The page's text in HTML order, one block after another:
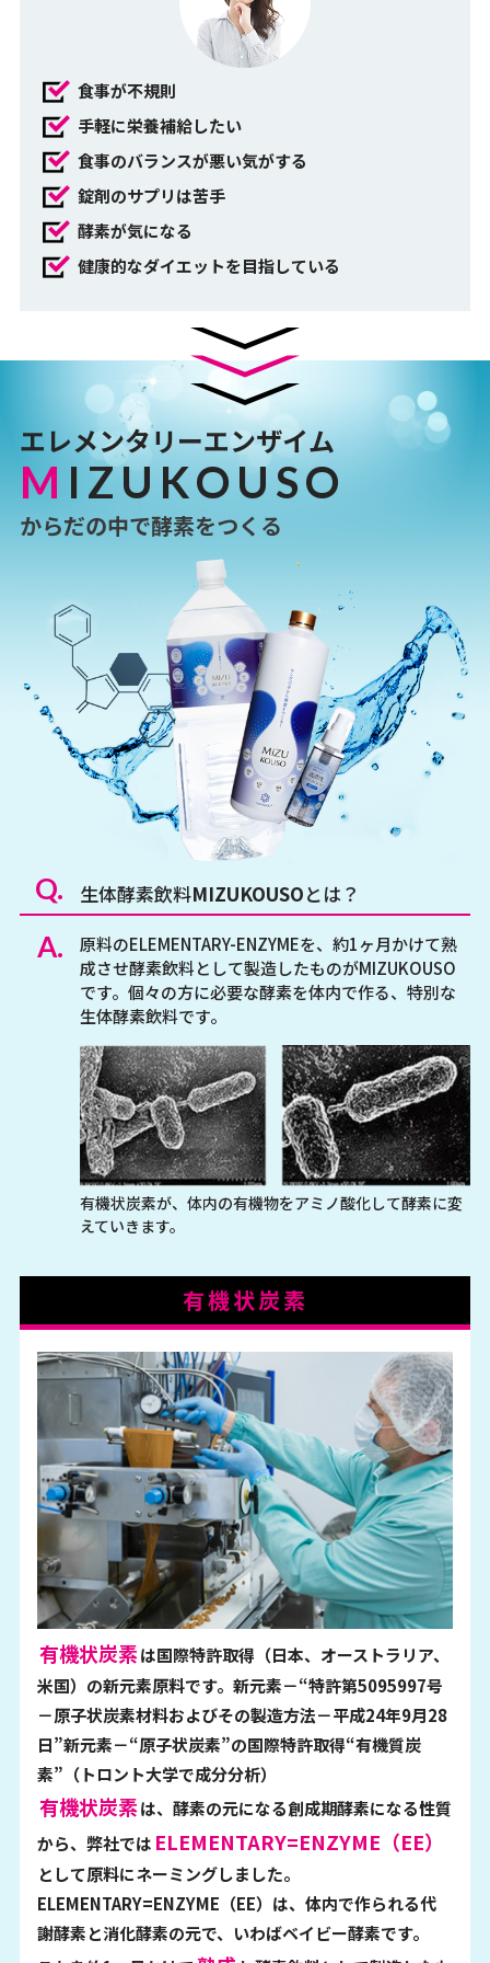
食事が不規則
手軽に栄養補給したい
食事のバランスが悪い気がする
錠剤のサプリは苦手
酵素が気になる
健康的なダイエットを目指している
エレメンタリーエンザイム
M IZUKOUSO
からだの中で酵素をつくる
Q. 生体酵素飲料MIZUKOUSOとは？
A.
原料のELEMENTARY-ENZYMEを、約1ヶ月かけて熟
成させ酵素飲料として製造したものがMIZUKOUSO
です。個々の方に必要な酵素を体内で作る、特別な
生体酵素飲料です。
有機状炭素が、体内の有機物をアミノ酸化して酵素に変
えていきます。
有機状炭素
有機状炭素は国際特許取得（日本、オーストラリア、
米国）の新元素原料です。新元素－“特許第5095997号
－原子状炭素材料およびその製造方法－平成24年9月28
日”新元素－“原子状炭素”の国際特許取得“有機質炭
素”（トロント大学で成分分析）
有機状炭素は、酵素の元になる創成期酵素になる性質
から、弊社では ELEMENTARY=ENZYME（EE）
として原料にネーミングしました。
ELEMENTARY=ENZYME（EE）は、体内で作られる代
謝酵素と消化酵素の元で、いわばベイビー酵素です。